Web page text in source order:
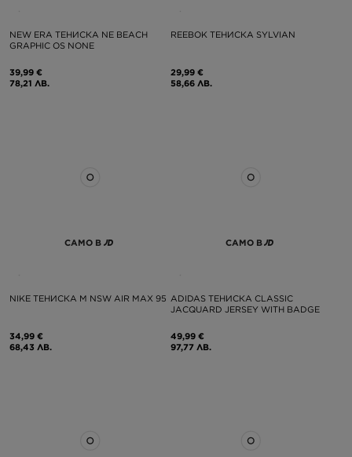
NEW ERA ТЕНИСКА NE BEACH
GRAPHIC OS NONE
39,99 €
78,21 ЛВ.
REEBOK ТЕНИСКА SYLVIAN
29,99 €
58,66 ЛВ.
САМО В
NIKE ТЕНИСКА M NSW AIR MAX 95
34,99 €
68,43 ЛВ.
САМО В
ADIDAS ТЕНИСКА CLASSIC
JACQUARD JERSEY WITH BADGE
49,99 €
97,77 ЛВ.